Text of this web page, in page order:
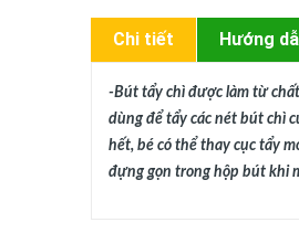
Chi tiết Hướng
-Bút tẩy chì được làm từ
dùng để tẩy các nét bút chì
hết, bé có thể thay cục tẩy
đựng gọn trong hộp bút khi